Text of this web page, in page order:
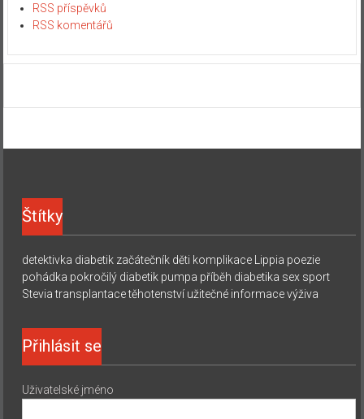
RSS příspěvků
RSS komentářů
Štítky
detektivka diabetik začátečník děti komplikace Lippia poezie
pohádka pokročilý diabetik pumpa příběh diabetika sex sport
Stevia transplantace těhotenství užitečné informace výživa
Přihlásit se
Uživatelské jméno